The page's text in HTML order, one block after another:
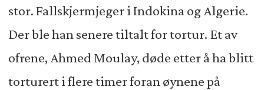
stor. Fallskjermjeger i Indokina og Algerie.
Der ble han senere tiltalt for tortur. Et av
ofrene, Ahmed Moulay, døde etter å ha blitt
torturert i flere timer foran øynene på